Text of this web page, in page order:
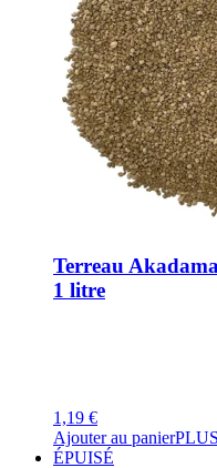
Terreau
1 litre
1,19 €
Ajouter au panier
ÉPUISÉ